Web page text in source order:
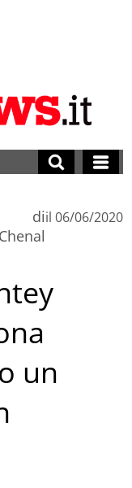
diil 06/06/2020
un